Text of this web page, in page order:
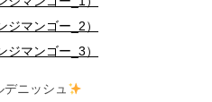
ニッシュ